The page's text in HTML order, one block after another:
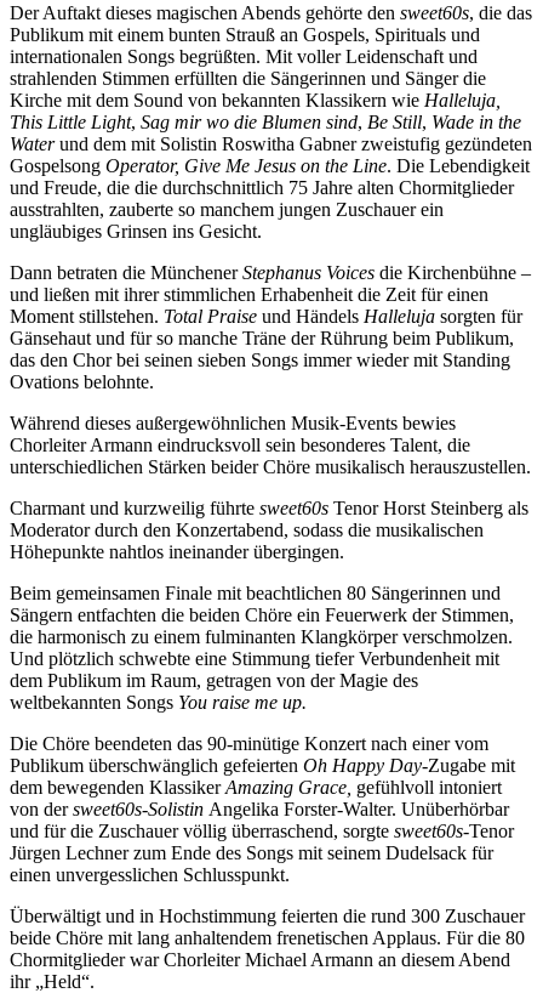
Der Auftakt dieses magischen Abends gehörte den sweet60s, die das
Publikum mit einem bunten Strauß an Gospels, Spirituals und
internationalen Songs begrüßten. Mit voller Leidenschaft und
strahlenden Stimmen erfüllten die Sängerinnen und Sänger die
Kirche mit dem Sound von bekannten Klassikern wie Halleluja,
This Little Light, Sag mir wo die Blumen sind, Be Still, Wade in the
Waterund dem mit Solistin Roswitha Gabner zweistufig gezündeten
Gospelsong Operator, Give Me Jesus on the Line. Die Lebendigkeit
und Freude, die die durchschnittlich 75 Jahre alten Chormitglieder
ausstrahlten, zauberte so manchem jungen Zuschauer ein
ungläubiges Grinsen ins Gesicht.
Dann betraten die MünchenerStephanus Voices die Kirchenbühne –
und ließen mit ihrer stimmlichen Erhabenheit die Zeit für einen
Moment stillstehen. Total Praise und Händels Halleluja sorgten für
Gänsehaut und für so manche Träne der Rührung beim Publikum,
das den Chor bei seinen sieben Songs immer wieder mit Standing
Ovations belohnte.
Während dieses außergewöhnlichen Musik-Events bewies
Chorleiter Armann eindrucksvoll sein besonderes Talent, die
unterschiedlichen Stärken beider Chöre musikalisch herauszustellen.
Charmant und kurzweilig führte sweet60s Tenor Horst Steinberg als
Moderator durch den Konzertabend, sodass die musikalischen
Höhepunkte nahtlos ineinander übergingen.
Beim gemeinsamen Finale mit beachtlichen 80 Sängerinnen und
Sängern entfachten die beiden Chöre ein Feuerwerk der Stimmen,
die harmonisch zu einem fulminanten Klangkörper verschmolzen.
Und plötzlich schwebte eine Stimmung tiefer Verbundenheit mit
dem Publikum im Raum, getragen von der Magie des
weltbekannten Songs You raise me up.
Die Chöre beendeten das 90-minütige Konzert nach einer vom
Publikum überschwänglich gefeierten Oh Happy Day-Zugabe mit
dem bewegenden KlassikerAmazing Grace, gefühlvoll intoniert
von dersweet60s-Solistin Angelika Forster-Walter. Unüberhörbar
und für die Zuschauer völlig überraschend, sorgte sweet60s-Tenor
Jürgen Lechner zum Ende des Songs mit seinem Dudelsack für
einen unvergesslichen Schlusspunkt.
Überwältigt und in Hochstimmung feierten die rund 300 Zuschauer
beide Chöre mit lang anhaltendem frenetischen Applaus. Für die 80
Chormitglieder war Chorleiter Michael Armann an diesem Abend
ihr „Held“.